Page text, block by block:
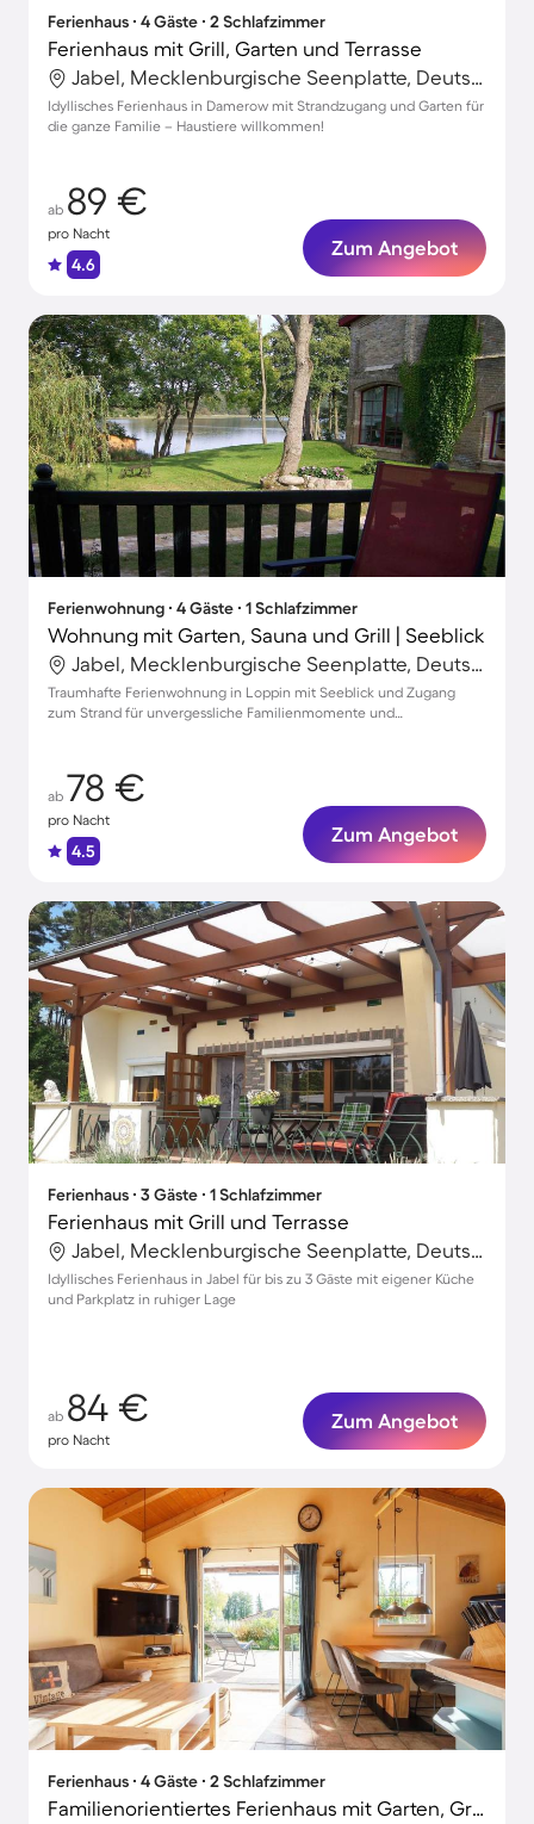
Ferienhaus ∙ 4 Gäste ∙ 2 Schlafzimmer
Ferienhaus mit Grill, Garten und Terrasse
Jabel, Mecklenburgische Seenplatte, Deutschland
Idyllisches Ferienhaus in Damerow mit Strandzugang und Garten für
die ganze Familie – Haustiere willkommen!
ab 89 €
pro Nacht
4.6
Zum Angebot
Ferienwohnung ∙ 4 Gäste ∙ 1 Schlafzimmer
Wohnung mit Garten, Sauna und Grill | Seeblick
Jabel, Mecklenburgische Seenplatte, Deutschland
Traumhafte Ferienwohnung in Loppin mit Seeblick und Zugang
zum Strand für unvergessliche Familienmomente und
ab 78 €
pro Nacht
4.5
Zum Angebot
Ferienhaus ∙ 3 Gäste ∙ 1 Schlafzimmer
Ferienhaus mit Grill und Terrasse
Jabel, Mecklenburgische Seenplatte, Deutschland
Idyllisches Ferienhaus in Jabel für bis zu 3 Gäste mit eigener Küche
und Parkplatz in ruhiger Lage
ab 84 €
pro Nacht
Zum Angebot
Ferienhaus ∙ 4 Gäste ∙ 2 Schlafzimmer
Familienorientiertes Ferienhaus mit Garten, Grill und Terrasse | Gartenblick | Hunde erlaubt